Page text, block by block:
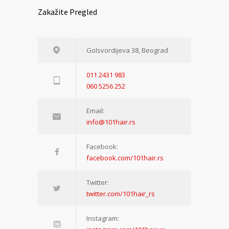
Zakažite Pregled
Golsvordijeva 38, Beograd
011 2431 983
060 5256 252
Email:
info@101hair.rs
Facebook:
facebook.com/101hair.rs
Twitter:
twitter.com/101hair_rs
Instagram: